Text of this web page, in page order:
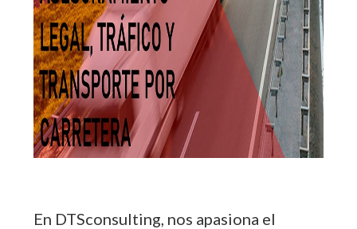
En DTSconsulting, nos apasiona el